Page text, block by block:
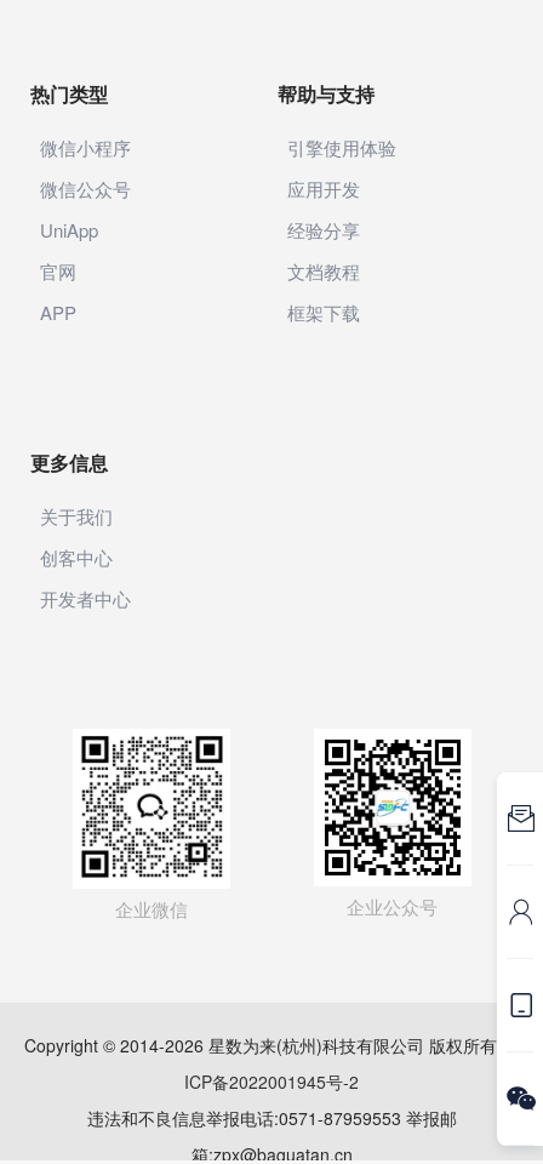
热门类型
微信小程序
微信公众号
UniApp
官网
APP
帮助与支持
引擎使用体验
应用开发
经验分享
文档教程
框架下载
更多信息
关于我们
创客中心
开发者中心
企业微信 企业公众号
Copyright © 2014-2026 星数为来(杭州)科技有限公司 版权所有
ICP备2022001945号-2
违法和不良信息举报电话:0571-87959553 举报邮
箱:zpx@baguatan.cn



